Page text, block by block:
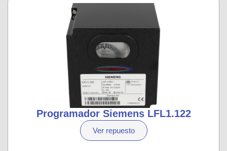
Programador Siemens LFL1.122
Ver repuesto